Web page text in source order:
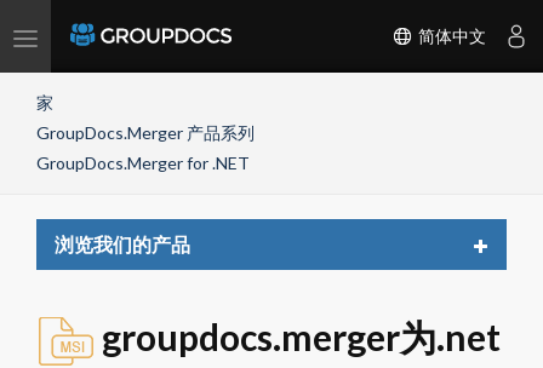
Toggle
简体中文
家
GroupDocs.Merger 产品系列
GroupDocs.Merger for .NET
浏览我们的产品
Toggle
groupdocs.merger为.net